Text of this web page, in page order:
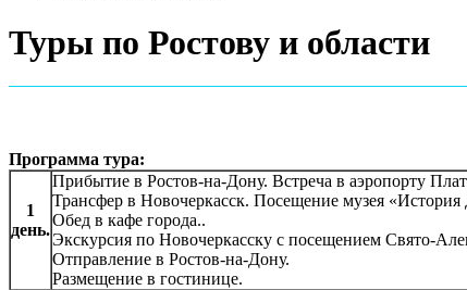
Туры по Ростову и области
Программа тура:
1
день.
Прибытие в Ростов-на-Дону. Встреча в аэропорту
Трансфер в Новочеркасск. Посещение музея «История
Обед в кафе города..
Экскурсия по Новочеркасску с посещением Свято-
Отправление в Ростов-на-Дону.
Размещение в гостинице.